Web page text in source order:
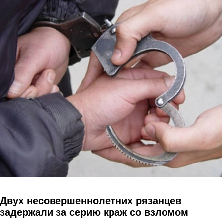
Перейти к основному содержанию
Двух несовершеннолетних рязанцев
задержали за серию краж со взломом